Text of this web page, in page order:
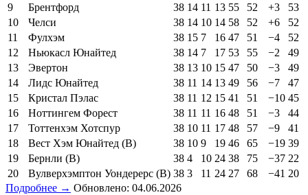
9
Брентфорд 38 14 11 13 55 52 +3
53
10
Челси 38 14 10 14 58 52 +6
52
11
Фулхэм 38 15 7 16 47 51 −4
52
12
Ньюкасл Юнайтед 38 14 7 17 53 55 −2
49
13
Эвертон 38 13 10 15 47 50 −3
49
14
Лидс Юнайтед 38 11 14 13 49 56 −7
47
15
Кристал Пэлас 38 11 12 15 41 51 −10 45
16
Ноттингем Форест 38 11 11 16 48 51 −3
44
17
Тоттенхэм Хотспур 38 10 11 17 48 57 −9
41
18
Вест Хэм Юнайтед (В) 38 10 9 19 46 65 −19 39
19
Бернли (В) 38 4 10 24 38 75 −37 22
20
Вулверхэмптон Уондерерс (В) 38 3 11 24 27 68 −41 20
Подробнее → Обновлено: 04.06.2026